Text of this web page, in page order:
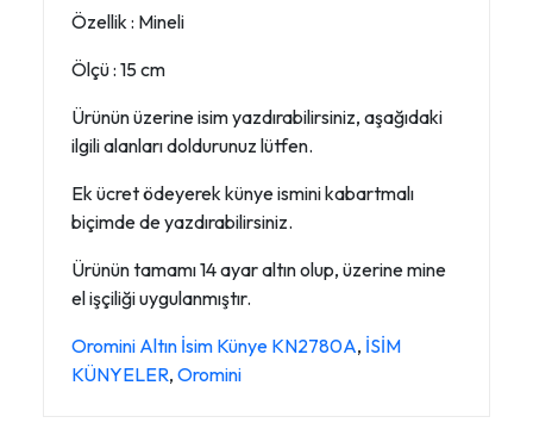
Özellik : Mineli
Ölçü : 15 cm
Ürünün üzerine isim yazdırabilirsiniz, aşağıdaki
ilgili alanları doldurunuz lütfen.
Ek ücret ödeyerek künye ismini kabartmalı
biçimde de yazdırabilirsiniz.
Ürünün tamamı 14 ayar altın olup, üzerine mine
el işçiliği uygulanmıştır.
Oromini Altın İsim Künye KN2780A, İSİM
KÜNYELER, Oromini